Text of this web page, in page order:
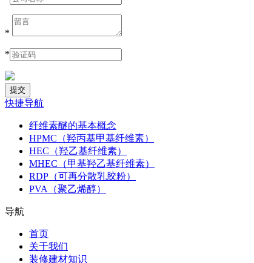
*
*
快捷导航
纤维素醚的基本概念
HPMC（羟丙基甲基纤维素）
HEC（羟乙基纤维素）
MHEC（甲基羟乙基纤维素）
RDP（可再分散乳胶粉）
PVA（聚乙烯醇）
导航
首页
关于我们
装修建材知识